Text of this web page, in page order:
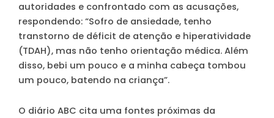
autoridades e confrontado com as acusações,
respondendo: “Sofro de ansiedade, tenho
transtorno de déficit de atenção e hiperatividade
(TDAH), mas não tenho orientação médica. Além
disso, bebi um pouco e a minha cabeça tombou
um pouco, batendo na criança”.
O diário ABC cita uma fontes próximas da